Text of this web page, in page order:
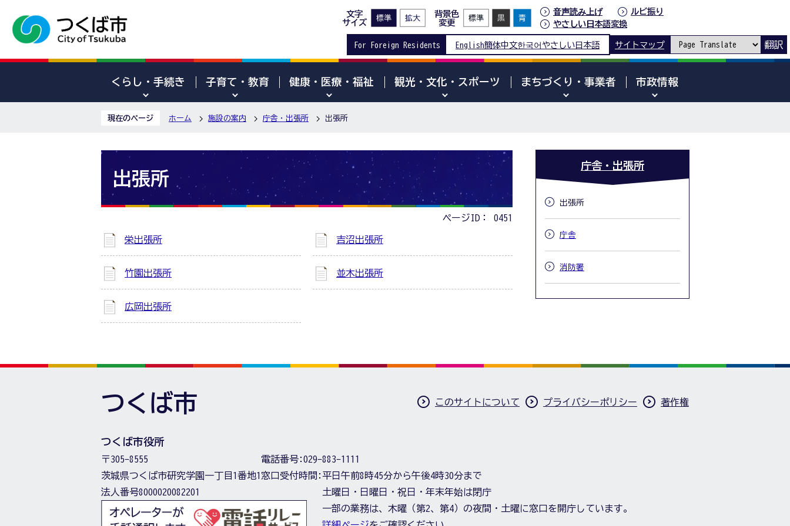
文字
サイズ
背景色
変更
音声読み上げ
ルビ振り
やさしい日本語変換
For Foreign Residents English簡体中文한국어 やさしい日本語 サイトマップ 翻訳
くらし・手続き 子育て・教育 健康・医療・福祉 観光・文化・スポーツ まちづくり・事業者 市政情報
現在のページ ホーム 施設の案内 庁舎・出張所 出張所
出張所
ページID： 0451
栄出張所 吉沼出張所
竹園出張所 並木出張所
広岡出張所
庁舎・出張所
出張所
庁舎
消防署
つくば市 このサイトについて プライバシーポリシー 著作権
つくば市役所
〒305-8555
茨城県つくば市研究学園一丁目1番地1
法人番号8000020082201
電話番号:029-883-1111
窓口受付時間:平日午前8時45分から午後4時30分まで
土曜日・日曜日・祝日・年末年始は閉庁
一部の業務は、木曜（第2、第4）の夜間・土曜に窓口を開庁しています。